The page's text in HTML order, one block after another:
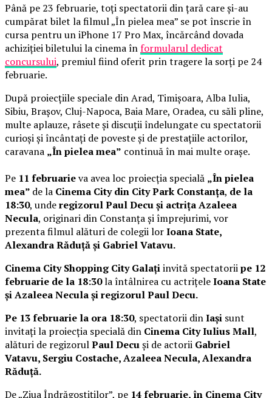
Până pe 23 februarie, toți spectatorii din țară care și-au
cumpărat bilet la filmul „În pielea mea” se pot înscrie în
cursa pentru un iPhone 17 Pro Max, încărcând dovada
achiziției biletului la cinema înformularul dedicat
concursului, premiul fiind oferit prin tragere la sorți pe 24
februarie.
După proiecțiile speciale din Arad, Timișoara, Alba Iulia,
Sibiu, Brașov, Cluj-Napoca, Baia Mare, Oradea, cu săli pline,
multe aplauze, râsete și discuții îndelungate cu spectatorii
curioși și încântați de poveste și de prestațiile actorilor,
caravana „În pielea mea” continuă în mai multe orașe.
Pe 11 februarieva avea loc proiecția specială „În pielea
mea” de la Cinema City din City Park Constanța, de la
18:30, underegizorul Paul Decu și actrița Azaleea
Necula, originari din Constanța și împrejurimi, vor
prezenta filmul alături de colegii lorIoana State,
Alexandra Răduță și Gabriel Vatavu.
Cinema City Shopping City Galațiinvită spectatoriipe 12
februarie de la 18:30la întâlnirea cu actrițeleIoana State
și Azaleea Necula și regizorul Paul Decu.
Pe 13 februarie la ora 18:30, spectatorii dinIași sunt
invitați la proiecția specială din Cinema City Iulius Mall,
alături de regizorulPaul Decuși de actorii Gabriel
Vatavu, Sergiu Costache, Azaleea Necula, Alexandra
Răduță.
De „Ziua Îndrăgostiților”, pe 14 februarie, în Cinema City